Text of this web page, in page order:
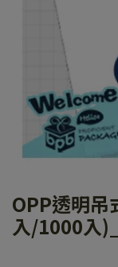
OPP透明
入/1000入